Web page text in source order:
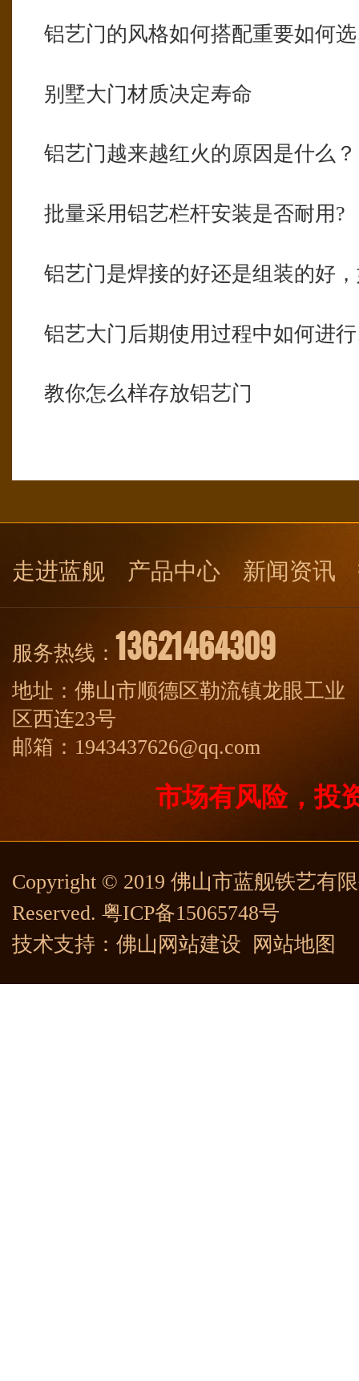
铝艺门的风格如何搭配重要如何
别墅大门材质决定寿命
铝艺门越来越红火的原因是什么？
批量采用铝艺栏杆安装是否耐用?
铝艺门是焊接的好还是组装的好
铝艺大门后期使用过程中如何进
教你怎么样存放铝艺门
走进蓝舰 产品中心 新闻资讯
服务热线： 13621464309
地址：佛山市顺德区勒流镇龙眼工业
区西连23号
邮箱：1943437626@qq.com
市场有风险，投
Copyright © 2019 佛山市蓝舰铁艺有
Reserved. 粤ICP备15065748号
技术支持： 佛山网站建设 网站地图